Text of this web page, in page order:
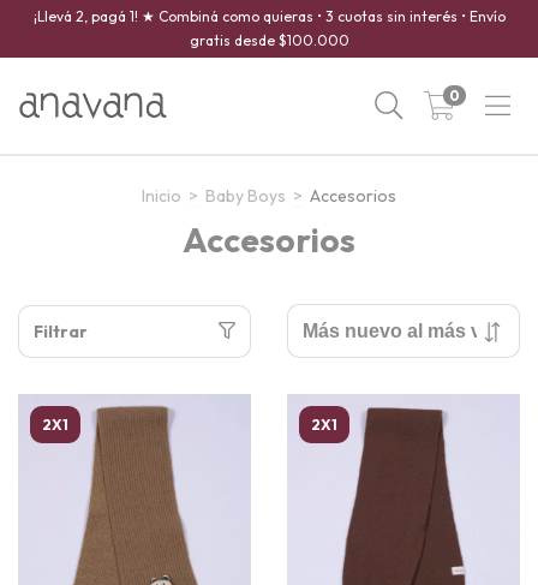
¡Llevá 2, pagá 1! ★ Combiná como quieras • 3 cuotas sin interés • Envío
gratis desde $100.000
0
Inicio > Baby Boys > Accesorios
Accesorios
Filtrar
2X1 2X1